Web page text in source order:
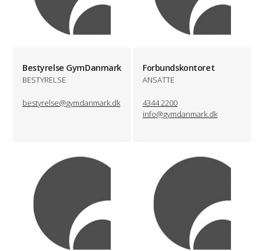
Bestyrelse GymDanmark
BESTYRELSE
bestyrelse@gymdanmark.dk
Forbundskontoret
ANSATTE
4344 2200
info@gymdanmark.dk